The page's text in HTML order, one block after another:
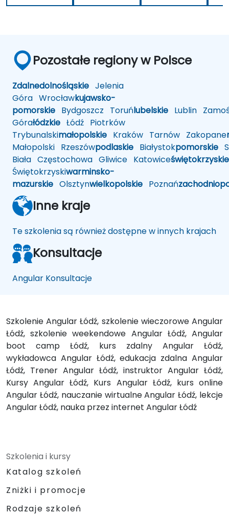
Pozostałe regiony w Polsce
Zdalnedolnośląskie Jelenia
Góra Wrocławkujawsko-
pomorskie Bydgoszcz Toruńlubelskie Lublin
Górałódzkie Łódź Piotrków
Trybunalskimałopolskie Kraków Tarnów Zakopane
Małopolski Rzeszówpodlaskie Białystokpomorskie
Biała Częstochowa Gliwice Katowiceświętokrzyskie
Świętokrzyskiwarminsko-
mazurskie Olsztynwielkopolskie Poznań
Inne kraje
Te szkolenia są również dostępne w innych krajach
Konsultacje
Angular Konsultacje
Szkolenie Angular Łódź, szkolenie wieczorowe Angular
Łódź, szkolenie weekendowe Angular Łódź, Angular
boot camp Łódź, kurs zdalny Angular Łódź,
wykładowca Angular Łódź, edukacja zdalna Angular
Łódź, Trener Angular Łódź, instruktor Angular Łódź,
Kursy Angular Łódź, Kurs Angular Łódź, kurs online
Angular Łódź, nauczanie wirtualne Angular Łódź, lekcje
Angular Łódź, nauka przez internet Angular Łódź
Szkolenia i kursy
Katalog szkoleń
Zniżki i promocje
Rodzaje szkoleń